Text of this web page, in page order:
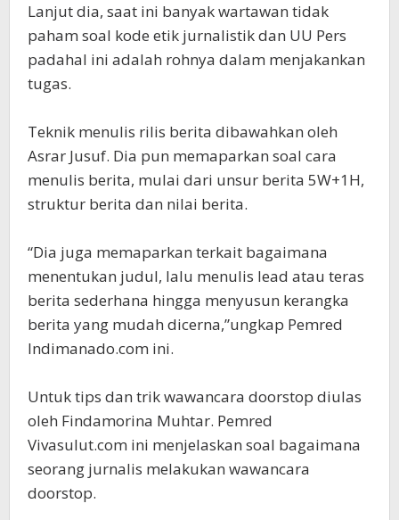
Lanjut dia, saat ini banyak wartawan tidak
paham soal kode etik jurnalistik dan UU Pers
padahal ini adalah rohnya dalam menjakankan
tugas.
Teknik menulis rilis berita dibawahkan oleh
Asrar Jusuf. Dia pun memaparkan soal cara
menulis berita, mulai dari unsur berita 5W+1H,
struktur berita dan nilai berita.
“Dia juga memaparkan terkait bagaimana
menentukan judul, lalu menulis lead atau teras
berita sederhana hingga menyusun kerangka
berita yang mudah dicerna,”ungkap Pemred
Indimanado.com ini.
Untuk tips dan trik wawancara doorstop diulas
oleh Findamorina Muhtar. Pemred
Vivasulut.com ini menjelaskan soal bagaimana
seorang jurnalis melakukan wawancara
doorstop.